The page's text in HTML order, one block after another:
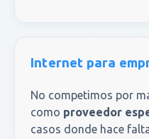
Internet para
No competimos por
como proveedor
casos donde hace